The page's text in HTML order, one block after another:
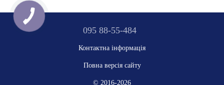
095 88-55-484
Контактна інформація
Повна версія сайту
© 2016-2026